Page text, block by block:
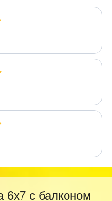
6х7 с балконом